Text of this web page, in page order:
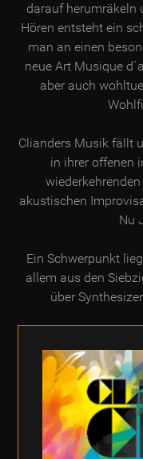
darauf herumräkeln
Hören entsteht ein
man an einen
neue Art Musique
aber auch
Clianders Musik fällt
in ihrer offenen
akustischen
Nu
Ein Schwerpunkt
allem aus den
über